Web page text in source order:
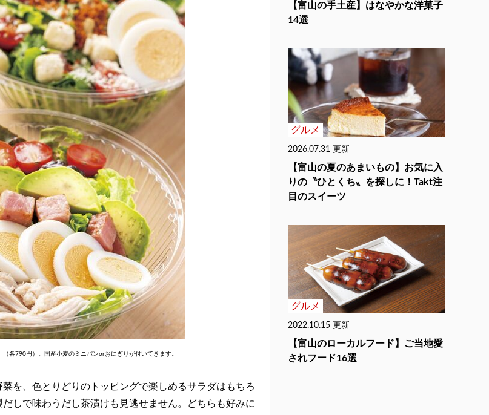
各790円）。国産小麦のミニパンorおにぎりが付いてきます。
を、色とりどりのトッピングで楽しめるサラダはもちろ
しで味わうだし茶漬けも見逃せません。どちらも好みに
【富山の手土産】はなやかな洋菓子
14選
グルメ
2026.07.31 更新
【富山の夏のあまいもの】お気に入
りの〝ひとくち〟を探しに！Takt注
目のスイーツ
グルメ
2022.10.15 更新
【富山のローカルフード】ご当地愛
されフード16選